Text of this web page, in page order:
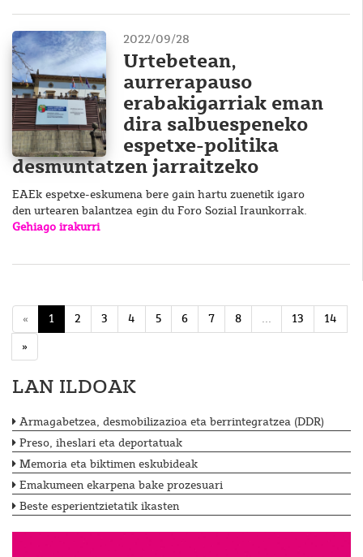
2022/09/28
Urtebetean,
aurrerapauso
erabakigarriak eman
dira salbuespeneko
espetxe-politika
desmuntatzen jarraitzeko
EAEk espetxe-eskumena bere gain hartu zuenetik igaro
den urtearen balantzea egin du Foro Sozial Iraunkorrak.
Gehiago irakurri
« 1 2 3 4 5 6 7 8 ... 13
14
»
LAN ILDOAK
Armagabetzea, desmobilizazioa eta berrintegratzea (DDR)
Preso, iheslari eta deportatuak
Memoria eta biktimen eskubideak
Emakumeen ekarpena bake prozesuari
Beste esperientzietatik ikasten